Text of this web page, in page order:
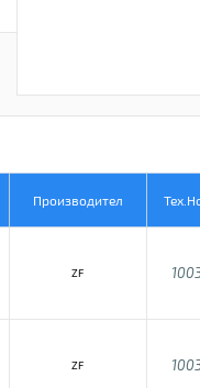
Производител
ZF
ZF